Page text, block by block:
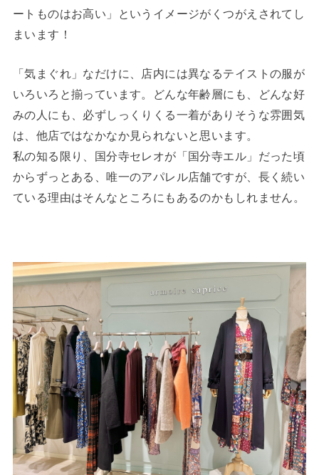
ートものはお高い」というイメージがくつがえされてし
まいます！
「気まぐれ」なだけに、店内には異なるテイストの服が
いろいろと揃っています。どんな年齢層にも、どんな好
みの人にも、必ずしっくりくる一着がありそうな雰囲気
は、他店ではなかなか見られないと思います。
私の知る限り、国分寺セレオが「国分寺エル」だった頃
からずっとある、唯一のアパレル店舗ですが、長く続い
ている理由はそんなところにもあるのかもしれません。